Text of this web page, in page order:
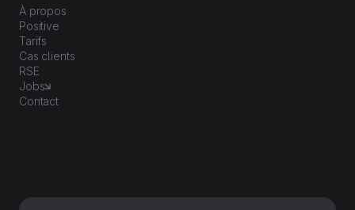
À propos
Positive
Tarifs
Cas clients
RSE
Jobs
Contact